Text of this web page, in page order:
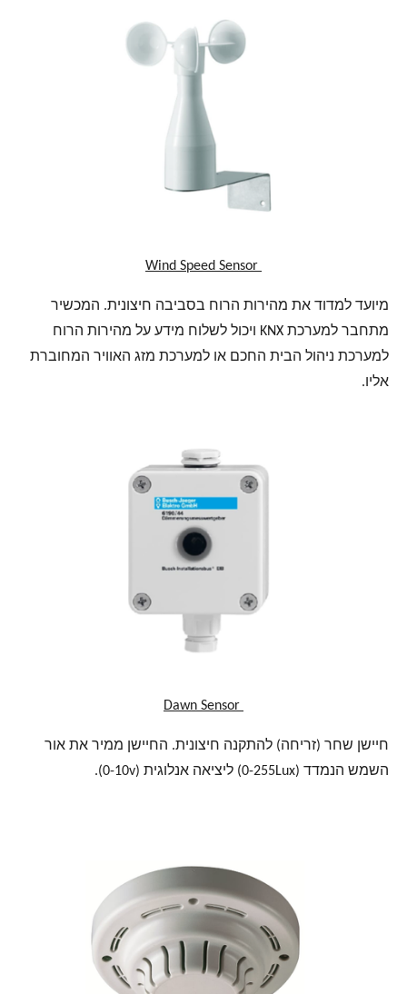
מיועד למדוד את מהירות הרוח בסביבה חיצונית. המכשיר
מתחבר למערכת KNX ויכול לשלוח מידע על מהירות הרוח
למערכת ניהול הבית החכם או למערכת מזג האוויר המחוברת
אליו.
חיישן שחר (זריחה) להתקנה חיצונית. החיישן ממיר את אור
השמש הנמדד (0-255Lux) ליציאה אנלוגית (0-10v).